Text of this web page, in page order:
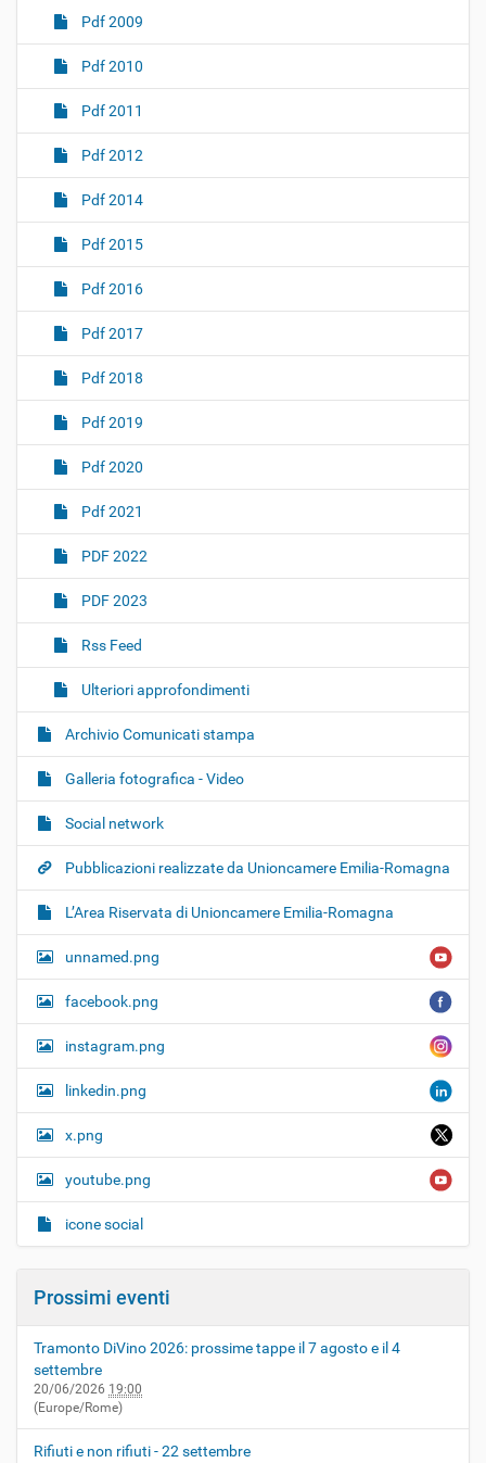
Pdf 2009
Pdf 2010
Pdf 2011
Pdf 2012
Pdf 2014
Pdf 2015
Pdf 2016
Pdf 2017
Pdf 2018
Pdf 2019
Pdf 2020
Pdf 2021
PDF 2022
PDF 2023
Rss Feed
Ulteriori approfondimenti
Archivio Comunicati stampa
Galleria fotografica - Video
Social network
Pubblicazioni realizzate da Unioncamere Emilia-Romagna
L’Area Riservata di Unioncamere Emilia-Romagna
unnamed.png
facebook.png
instagram.png
linkedin.png
x.png
youtube.png
icone social
Prossimi eventi
Tramonto DiVino 2026: prossime tappe il 7 agosto e il 4
settembre
20/06/2026 19:00
(Europe/Rome)
Rifiuti e non rifiuti - 22 settembre